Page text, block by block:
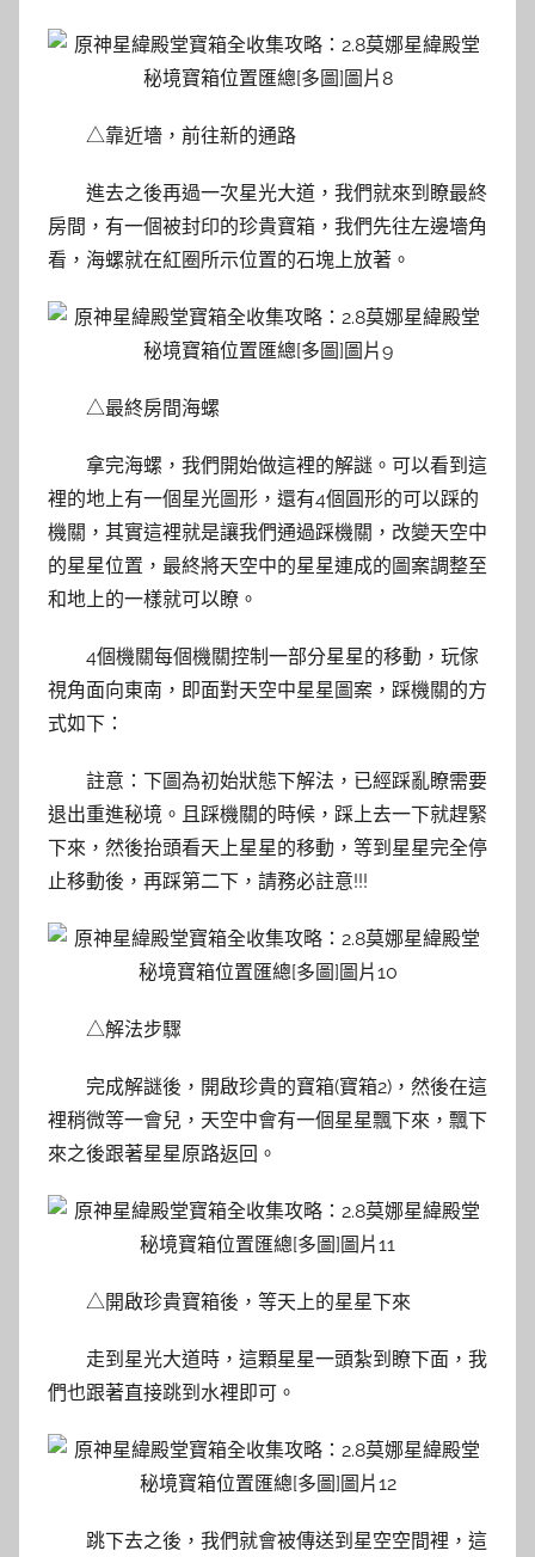
△靠近墻，前往新的通路
進去之後再過一次星光大道，我們就來到瞭最終
房間，有一個被封印的珍貴寶箱，我們先往左邊墻角
看，海螺就在紅圈所示位置的石塊上放著。
△最終房間海螺
拿完海螺，我們開始做這裡的解謎。可以看到這
裡的地上有一個星光圖形，還有4個圓形的可以踩的
機關，其實這裡就是讓我們通過踩機關，改變天空中
的星星位置，最終將天空中的星星連成的圖案調整至
和地上的一樣就可以瞭。
4個機關每個機關控制一部分星星的移動，玩傢
視角面向東南，即面對天空中星星圖案，踩機關的方
式如下：
註意：下圖為初始狀態下解法，已經踩亂瞭需要
退出重進秘境。且踩機關的時候，踩上去一下就趕緊
下來，然後抬頭看天上星星的移動，等到星星完全停
止移動後，再踩第二下，請務必註意!!!
△解法步驟
完成解謎後，開啟珍貴的寶箱(寶箱2)，然後在這
裡稍微等一會兒，天空中會有一個星星飄下來，飄下
來之後跟著星星原路返回。
△開啟珍貴寶箱後，等天上的星星下來
走到星光大道時，這顆星星一頭紮到瞭下面，我
們也跟著直接跳到水裡即可。
跳下去之後，我們就會被傳送到星空空間裡，這